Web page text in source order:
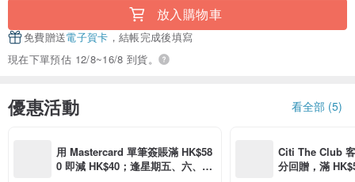
放入購物車
免費贈送電子賀卡 ，結帳完成後填寫
現在下單預估 12/8~16/8 到貨。
優惠活動 看全部 (5)
用 Mastercard 單筆簽賬滿 HK$58
0 即減 HK$40；逢星期五、六、日
Citi The Club
分回贈，滿